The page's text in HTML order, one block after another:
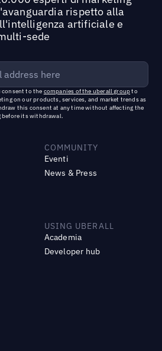
rispetto alla
artificiale e
sede
consent to the companies of the uberall groupto
on our products, services, and market trends as
this consent at any time without affecting the
before its withdrawal.
COMMUNITY
Eventi
News & Press
USING UBERALL
Academia
Developer hub